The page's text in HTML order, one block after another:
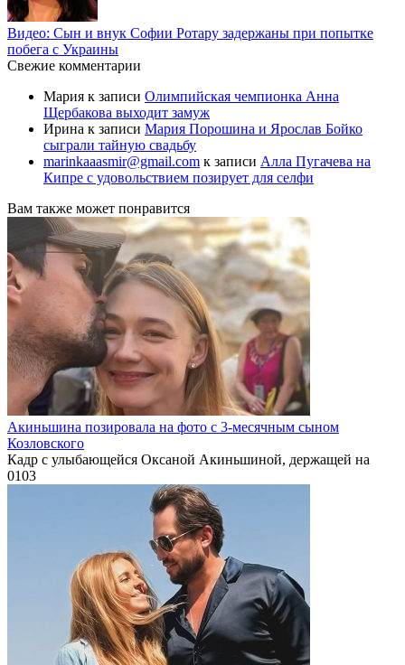
Видео: Сын и внук Софии Ротару задержаны при попытке
побега с Украины
Свежие комментарии
Мария к записи Олимпийская чемпионка Анна
Щербакова выходит замуж
Ирина к записи Мария Порошина и Ярослав Бойко
сыграли тайную свадьбу
marinkaaasmir@gmail.com к записи Алла Пугачева на
Кипре с удовольствием позирует для селфи
Вам также может понравится
Акиньшина позировала на фото с 3-месячным сыном
Козловского
Кадр с улыбающейся Оксаной Акиньшиной, держащей на
0103